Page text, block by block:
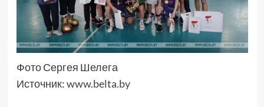
Фото Сергея Шелега
Источник:www.belta.by